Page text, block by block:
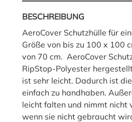
BESCHREIBUNG
AeroCover Schutzhülle für
Größe von bis zu 100 x 100
von 70 cm. AeroCover
RipStop-Polyester
ist sehr leicht. Dadurch ist
einfach zu handhaben.
leicht falten und nimmt nicht
wenn sie nicht gebraucht